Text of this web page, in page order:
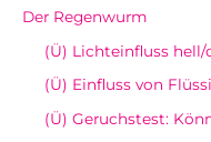
Der Regenwurm
(Ü) Lichteinfluss hell/
(Ü) Einfluss von
(Ü) Geruchstest: